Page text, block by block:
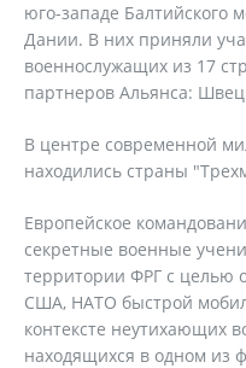
юго-западе Балтийского
Дании. В них приняли
военнослужащих из 17
партнеров Альянса:
В центре современной
находились страны
Европейское
секретные военные
территории ФРГ с целью
США, НАТО быстрой
контексте неутихающих
находящихся в одном из